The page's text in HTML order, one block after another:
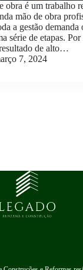
obra é um trabalho
mão de obra
a gestão demanda
série de etapas. Por
de alto…
7, 2024